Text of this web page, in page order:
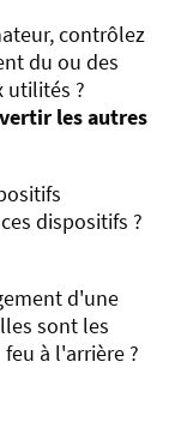
contrôlez
du ou des
utilités ?
les autres
dispositifs ?
d'une
sont les
à l'arrière ?